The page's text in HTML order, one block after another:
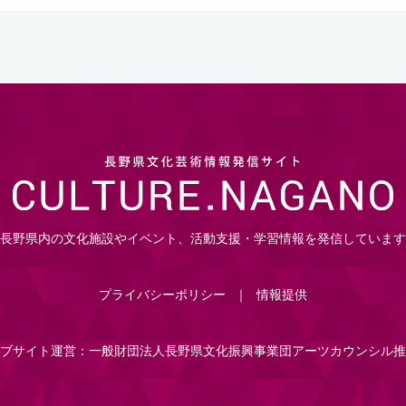
長野県内の文化施設やイベント、活動支援・学習情報を発信しています
プライバシーポリシー 情報提供
サイト運営：一般財団法人長野県文化振興事業団アーツカウンシル